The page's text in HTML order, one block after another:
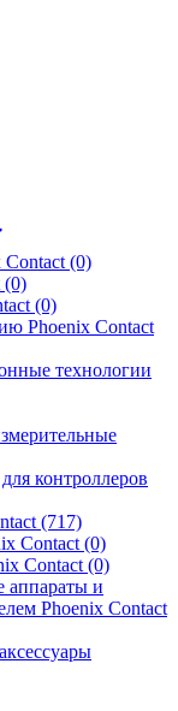
(0)
(0)
(0)
Phoenix Contact
технологии
контроллеров
(717)
Contact (0)
Contact (0)
аппараты и
Phoenix Contact